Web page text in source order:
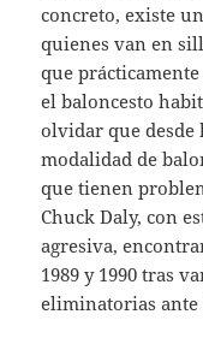
concreto, existe
quienes van en
que
el baloncesto
olvidar que desde
modalidad de
que tienen
Chuck Daly, con
agresiva,
1989 y 1990 tras
eliminatorias ante